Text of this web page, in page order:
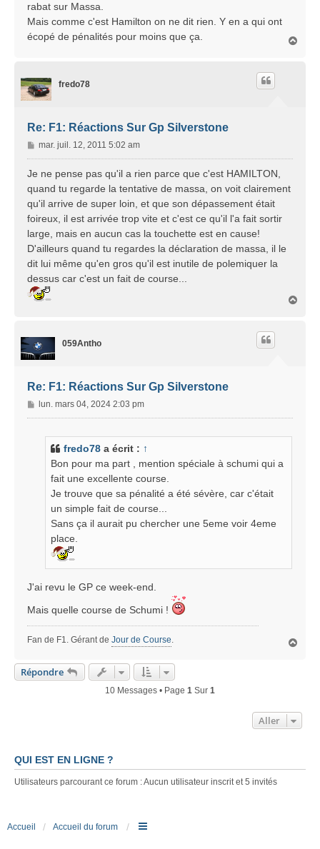
g
e
rabat sur Massa.
Mais comme c'est Hamilton on ne dit rien. Y en a qui ont
écopé de pénalités pour moins que ça.
fredo78
Re: F1: Réactions Sur Gp Silverstone
M
e
s
a
g
e
mar. juil. 12, 2011 5:02 am
Je ne pense pas qu'il a rien parce que c'est HAMILTON,
quand tu regarde la tentative de massa, on voit clairement
qu'il arrive de super loin, et que son dépassement était
foireux, il est arrivée trop vite et c'est ce qu'il l'a fait sortir
large, mais en aucun cas la touchette est en cause!
D'ailleurs quand tu regardes la déclaration de massa, il le
dit lui même qu'en gros qu'il est inutile de polemiquer la
dessus car c'est un fait de course...
059Antho
Re: F1: Réactions Sur Gp Silverstone
M
e
lun. mars 04, 2024 2:03 pm
fredo78 a écrit : ↑
Bon pour ma part , mention spéciale à schumi qui a
fait une excellente course.
Je trouve que sa pénalité a été sévère, car c'était
un simple fait de course...
Sans ça il aurait pu chercher une 5eme voir 4eme
place.
J'ai revu le GP ce week-end.
Mais quelle course de Schumi !
Fan de F1. Gérant de Jour de Course
Répondre
10 Messages • Page 1 Sur 1
Aller
QUI EST EN LIGNE ?
Utilisateurs parcourant ce forum : Aucun utilisateur inscrit et 5 invités
Accueil Accueil du forum